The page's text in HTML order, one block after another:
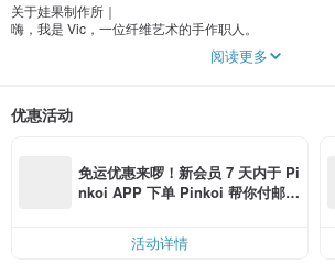
关于娃果制作所｜
嗨，我是 Vic，一位纤维艺术的手作职人。
娃果制作所是我的个人工作室，创作布包、纤维杂货与
所有作品皆为少量手作，有时结合教学与大家分享纤维
我的创作多以布料、刺绣、羊毛毡等为媒材，尝试纤维
※ 依财政部国税局规定，发票随货附寄予消费者，以符规
※ 订制款商品，请参照订制所需工作天数计算，不含六日
阅读更多
优惠活动
免运优惠来啰！新会员 7 天内于 Pi
nkoi APP 下单 Pinkoi 帮你付邮
活动详情